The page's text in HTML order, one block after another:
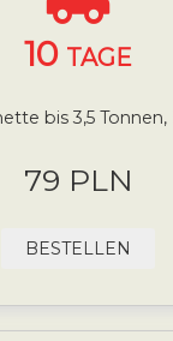
10 TAGE
bis 3,5
79 PLN
BESTELLEN